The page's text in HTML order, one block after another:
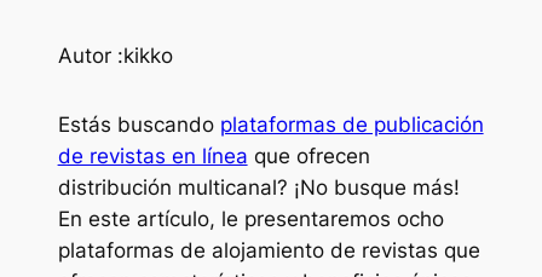
Autor :kikko
Estás buscando plataformas de publicación
de revistas en línea que ofrecen
distribución multicanal? ¡No busque más!
En este artículo, le presentaremos ocho
plataformas de alojamiento de revistas que